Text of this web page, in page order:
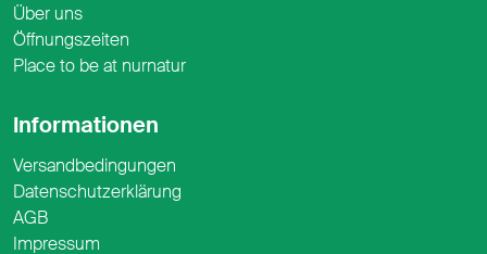
Über uns
Öffnungszeiten
Place to be at nurnatur
Informationen
Versandbedingungen
Datenschutzerklärung
AGB
Impressum